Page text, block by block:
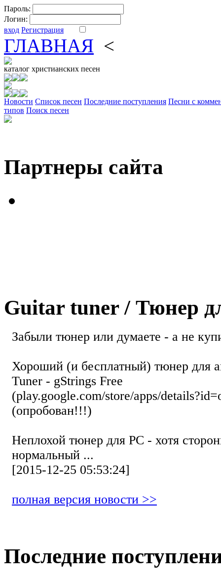
Пароль:
Логин:
вход Регистрация
ГЛАВНАЯ <
каталог христианских песен
Новости Cписок песен Последние поступления Песни с
типов Поиск песен
Партнеры сайта
Guitar tuner / Тюнер
Забыли тюнер или думаете - а не
Хороший (и бесплатный) тюнер для
Tuner - gStrings Free
(play.google.com/store/apps/
(опробован!!!)
Неплохой тюнер для РС - хотя
нормальный ...
[2015-12-25 05:53:24]
полная версия новости >>
Последние